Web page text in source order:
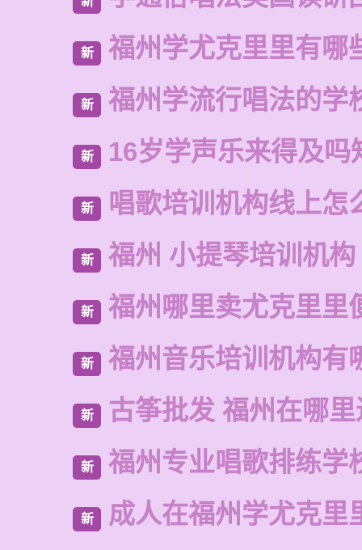
新 福州学尤克里里有哪
新 福州学流行唱法的学
新 16岁学声乐来得及吗
新 唱歌培训机构线上怎
新 福州 小提琴培训机构
新 福州哪里卖尤克里里
新 福州音乐培训机构有
新 古筝批发 福州在哪
新 福州专业唱歌排练学
新 成人在福州学尤克里